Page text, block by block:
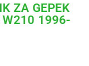
ZA GEPEK
W210 1996-